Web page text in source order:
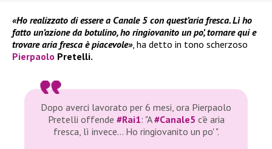
«Ho realizzato di essere a Canale 5 con quest’aria fresca. Lì ho
fatto un’azione da botulino, ho ringiovanito un po’, tornare qui e
trovare aria fresca è piacevole», ha detto in tono scherzoso
Pierpaolo Pretelli.
Dopo averci lavorato per 6 mesi, ora Pierpaolo
Pretelli offende #Rai1: "A#Canale5 c'è aria
fresca, lì invece… Ho ringiovanito un po' ".